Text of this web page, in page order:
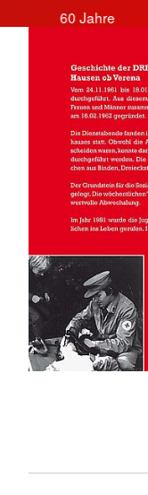
60 Jahre